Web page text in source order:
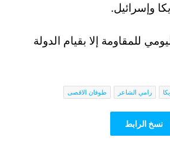
وإسرائيل.
للمقاومة إلا بقيام الدولة
رامي الشاعر طوفان الاقصى
نسخ الرابط